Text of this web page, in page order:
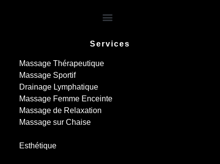
Services
Massage Thérapeutique
Massage Sportif
Drainage Lymphatique
Massage Femme Enceinte
Massage de Relaxation
Massage sur Chaise
Esthétique